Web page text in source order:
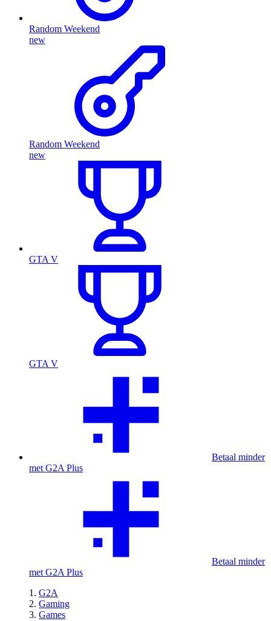
Random Weekend
new
Random Weekend
new
GTA V
GTA V
Betaal minder
met G2A Plus
Betaal minder
met G2A Plus
G2A
Gaming
Games